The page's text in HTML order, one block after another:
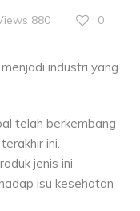
880 0
industri yang
telah berkembang
ini.
jenis ini
isu kesehatan